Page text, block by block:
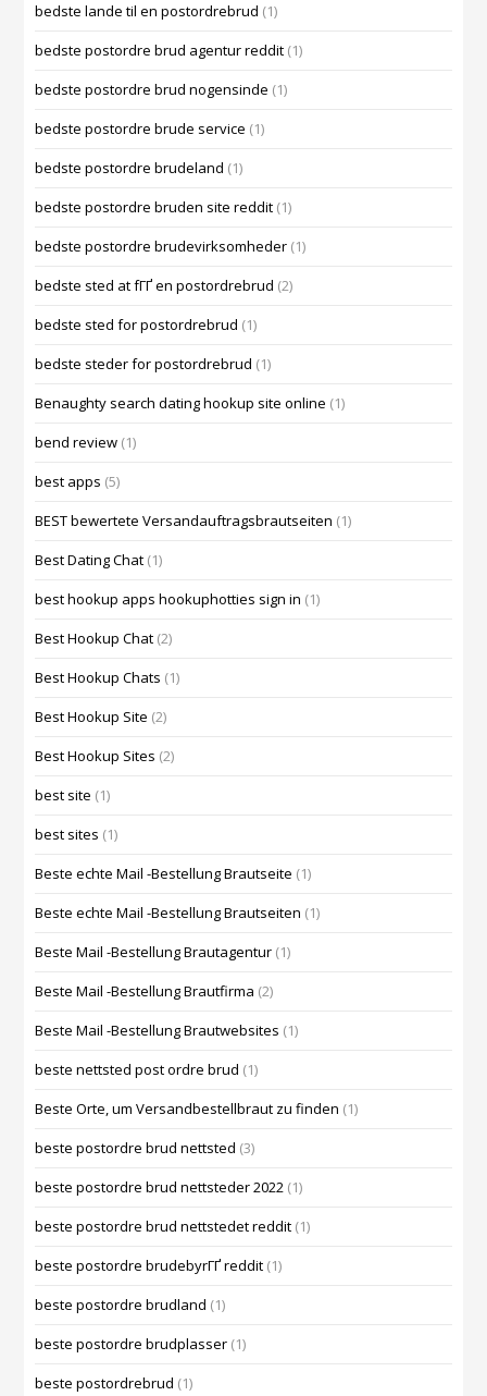
bedste lande til en postordrebrud (1)
bedste postordre brud agentur reddit (1)
bedste postordre brud nogensinde (1)
bedste postordre brude service (1)
bedste postordre brudeland (1)
bedste postordre bruden site reddit (1)
bedste postordre brudevirksomheder (1)
bedste sted at fГҐ en postordrebrud (2)
bedste sted for postordrebrud (1)
bedste steder for postordrebrud (1)
Benaughty search dating hookup site online (1)
bend review (1)
best apps (5)
BEST bewertete Versandauftragsbrautseiten (1)
Best Dating Chat (1)
best hookup apps hookuphotties sign in (1)
Best Hookup Chat (2)
Best Hookup Chats (1)
Best Hookup Site (2)
Best Hookup Sites (2)
best site (1)
best sites (1)
Beste echte Mail -Bestellung Brautseite (1)
Beste echte Mail -Bestellung Brautseiten (1)
Beste Mail -Bestellung Brautagentur (1)
Beste Mail -Bestellung Brautfirma (2)
Beste Mail -Bestellung Brautwebsites (1)
beste nettsted post ordre brud (1)
Beste Orte, um Versandbestellbraut zu finden (1)
beste postordre brud nettsted (3)
beste postordre brud nettsteder 2022 (1)
beste postordre brud nettstedet reddit (1)
beste postordre brudebyrГҐ reddit (1)
beste postordre brudland (1)
beste postordre brudplasser (1)
beste postordrebrud (1)